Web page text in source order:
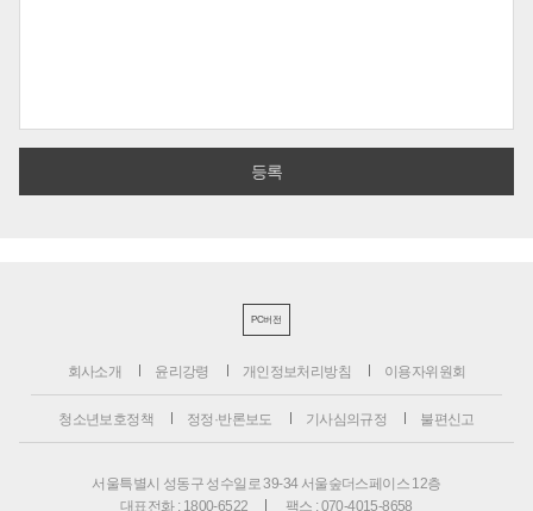
PC버전
회사소개 윤리강령 개인정보처리방침 이용자위원회
청소년보호정책 정정·반론보도 기사심의규정 불편신고
서울특별시 성동구 성수일로 39-34 서울숲더스페이스 12층
대표전화 : 1800-6522
팩스 : 070-4015-8658